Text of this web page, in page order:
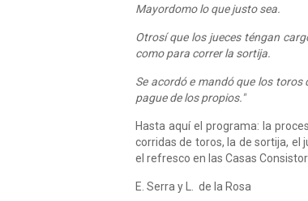
Mayordomo lo que justo sea.
Otrosí que los jueces téngan
como para correr la sortija.
Se acordó e mandó que los toros
pague de los propios."
Hasta aquí el programa: la
corridas de toros, la de sortija, el
el refresco en las Casas
E. Serra y L. de la Rosa